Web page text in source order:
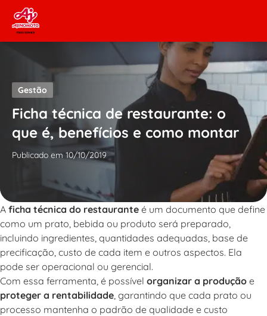
Skip to content
Gestão
Ficha técnica de restaurante: o
que é, benefícios e como montar
Publicado em 10/10/2019
A ficha técnica do restaurante é um documento que define
como um prato, bebida ou produto será preparado,
incluindo ingredientes, quantidades adequadas, base de
precificação, custo de cada item e outros aspectos. Ela
pode ser operacional ou gerencial.
Com essa ferramenta, é possível organizar a produção e
proteger a rentabilidade , garantindo que cada prato ou
processo mantenha o padrão de qualidade e custo